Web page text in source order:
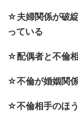
☆夫婦関係が破
っている
☆配偶者と不倫
☆不倫が婚姻関
☆不倫相手のほ